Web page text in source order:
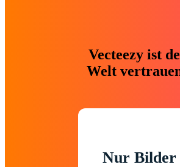
Vecteezy ist
Welt
Nur Bilder